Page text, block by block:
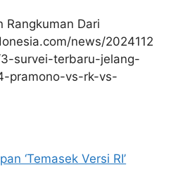
Rangkuman Dari
news/2024112
survei-terbaru-jelang-
pramono-vs-rk-vs-
‘Temasek Versi RI’